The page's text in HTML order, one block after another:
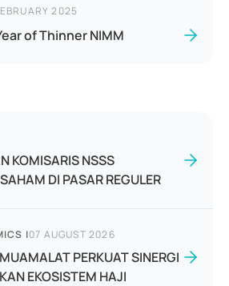
2025
of Thinner NIMM
KOMISARIS NSSS
DI PASAR REGULER
|07 AUGUST 2026
PERKUAT SINERGI
EKOSISTEM HAJI